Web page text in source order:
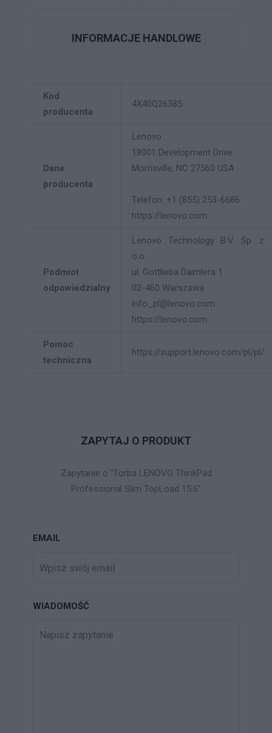
INFORMACJE HANDLOWE
Kod
producenta
4X40Q26385
Dane
producenta
Lenovo
18001 Development Drive
Morrisville, NC 27560 USA
Telefon: +1 (855) 253-6686
https://lenovo.com
Podmiot
odpowiedzialny
Lenovo Technology B.V. Sp. z
o.o.
ul. Gottlieba Daimlera 1
02-460 Warszawa
info_pl@lenovo.com
https://lenovo.com
Pomoc
techniczna
https://support.lenovo.com/pl/pl/
ZAPYTAJ O PRODUKT
Zapytanie o "Torba LENOVO ThinkPad
Professional Slim TopLoad 15.6"
EMAIL
WIADOMOŚĆ